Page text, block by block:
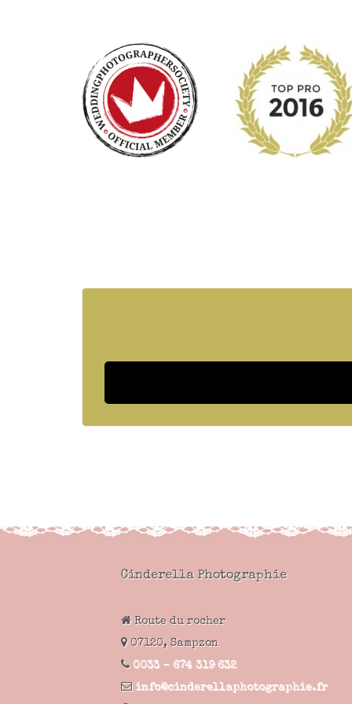
Cinderella Photographie
Route du rocher
07120,Sampzon
0033 - 674 319 632
info@cinderellaphotographie.fr